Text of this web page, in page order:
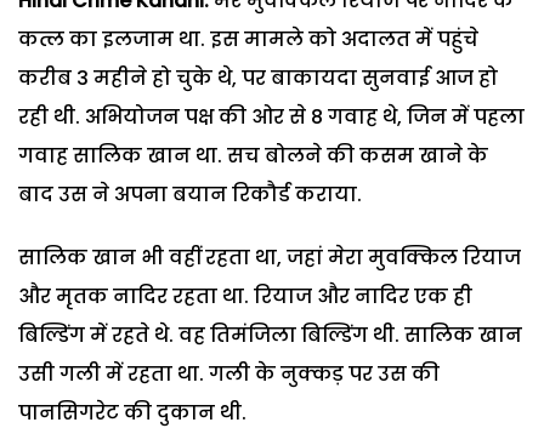
कत्ल का इलजाम था. इस मामले को अदालत में पहुंचे
करीब 3 महीने हो चुके थे, पर बाकायदा सुनवाई आज हो
रही थी. अभियोजन पक्ष की ओर से 8 गवाह थे, जिन में पहला
गवाह सालिक खान था. सच बोलने की कसम खाने के
बाद उस ने अपना बयान रिकौर्ड कराया.
सालिक खान भी वहीं रहता था, जहां मेरा मुवक्किल रियाज
और मृतक नादिर रहता था. रियाज और नादिर एक ही
बिल्डिंग में रहते थे. वह तिमंजिला बिल्डिंग थी. सालिक खान
उसी गली में रहता था. गली के नुक्कड़ पर उस की
पानसिगरेट की दुकान थी.